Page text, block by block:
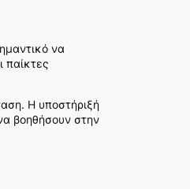
να
παίκτες
Η υποστήριξή
βοηθήσουν στην